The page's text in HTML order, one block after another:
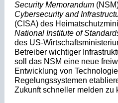
Security Memorandum
Cybersecurity and
(CISA) des
National Institute of
des US-
Betreiber wichtiger
soll das NSM eine neue
Entwicklung von
Regelungssystemen
Zukunft schneller melden zu